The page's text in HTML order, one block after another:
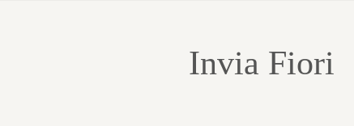
Invia Fiori